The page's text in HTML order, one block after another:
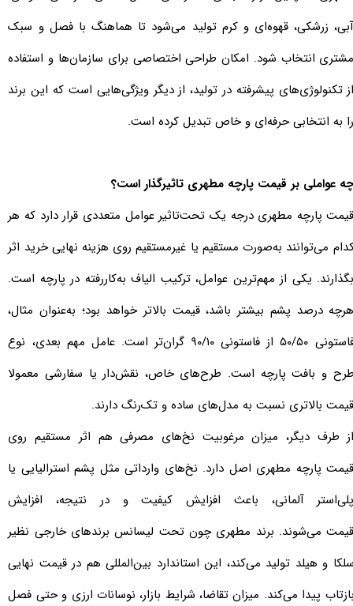
زرشکی، قهوه‌ای و کرم تولید می‌شود تا هماهنگ با فصل و سبک
انتخاب شود. امکان طراحی اختصاصی برای سازمان‌ها و استفاده
تکنولوژی‌های پیشرفته در تولید، از دیگر ویژگی‌هایی است که این برند
به انتخابی حرفه‌ای و خاص تبدیل کرده است.
عواملی بر قیمت پارچه مطهری تاثیرگذار است؟
پارچه مطهری درجه یک تحت‌تاثیر عوامل متعددی قرار دارد که هر
می‌توانند به‌صورت مستقیم یا غیرمستقیم روی هزینه نهایی خرید اثر
یکی از مهم‌ترین عوامل، ترکیب الیاف به‌کاررفته در پارچه است.
درصد پشم بیشتر باشد، قیمت بالاتر خواهد بود؛ به‌عنوان مثال،
فاستونی ۵۰/۵۰ از فاستونی ۹۰/۱۰ گران‌تر است. عامل مهم بعدی، نوع
و بافت پارچه است. طرح‌های خاص، نقش‌دار یا سفارشی معمولا
بالاتری نسبت به مدل‌های ساده و تک‌رنگ دارند.
طرف دیگر، میزان مرغوبیت نخ‌های مصرفی هم اثر مستقیم روی
پارچه مطهری اصل​​​​​​​ دارد. نخ‌های وارداتی مثل پشم استرالیایی یا
آلمانی، باعث افزایش کیفیت و در نتیجه، افزایش
می‌شوند. برند مطهری چون تحت لیسانس برندهای خارجی نظیر
و هیلد تولید می‌کند، این استاندارد بین‌المللی هم در قیمت نهایی
پیدا می‌کند. میزان تقاضا، شرایط بازار، نوسانات ارزی و حتی فصل